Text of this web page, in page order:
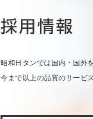
昭和日タンでは国内・国外
今まで以上の品質のサービ